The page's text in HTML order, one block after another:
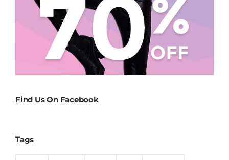
Find Us On Facebook
Tags